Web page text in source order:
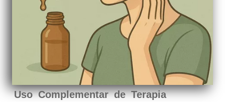
Uso Complementar de Terapia